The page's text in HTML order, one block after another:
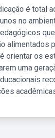
é total
no
alimentados
orientar os
uma